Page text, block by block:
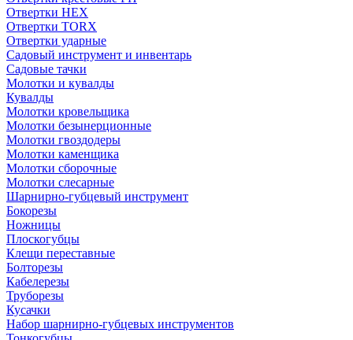
Отвертки HEX
Отвертки TORX
Отвертки ударные
Садовый инструмент и инвентарь
Садовые тачки
Молотки и кувалды
Кувалды
Молотки кровельщика
Молотки безынерционные
Молотки гвоздодеры
Молотки каменщика
Молотки сборочные
Молотки слесарные
Шарнирно-губцевый инструмент
Бокорезы
Ножницы
Плоскогубцы
Клещи переставные
Болторезы
Кабелерезы
Труборезы
Кусачки
Набор шарнирно-губцевых инструментов